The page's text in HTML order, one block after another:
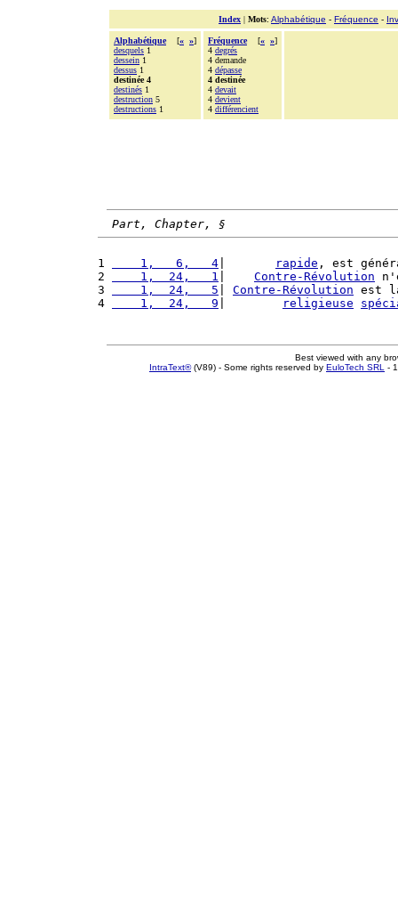
Index | Mots: Alphabétique - Fréquence -
Alphabétique [« »]
desquels 1
dessein 1
dessus 1
destinée 4
destinés 1
destruction 5
destructions 1
Fréquence [« »]
4 degrés
4 demande
4 dépasse
4 destinée
4 devait
4 devient
4 différencient
Part, Chapter, §
1
    1,   6,   4
rapide , est
2
    1,  24,   1
Contre-Révolution
3
    1,  24,   5
Contre-Révolution est
4
    1,  24,   9
religieuse
Best viewed with any
IntraText®(V89) - Some rights reserved by EuloTech SRL -